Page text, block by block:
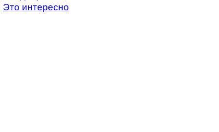
Это интересно